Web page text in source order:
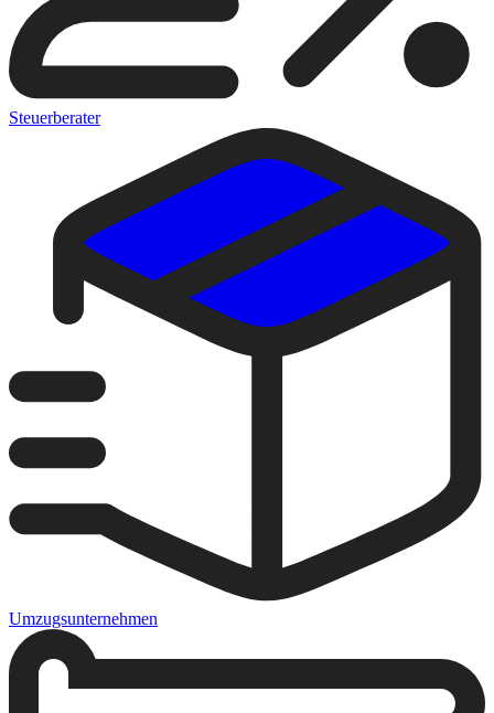
Steuerberater
Umzugsunternehmen